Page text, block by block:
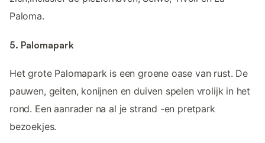
Paloma.
5. Palomapark
Het grote Palomapark is een groene oase van rust. De
pauwen, geiten, konijnen en duiven spelen vrolijk in het
rond. Een aanrader na al je strand -en pretpark
bezoekjes.